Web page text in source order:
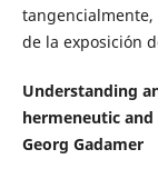
tangencialmente,
de la exposición
Understanding
hermeneutic
Georg Gadamer